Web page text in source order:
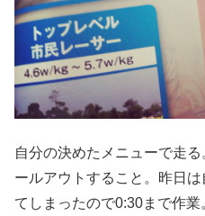
自分の決めたメニューで走
ールアウトすること。昨日
てしまったので0:30まで作